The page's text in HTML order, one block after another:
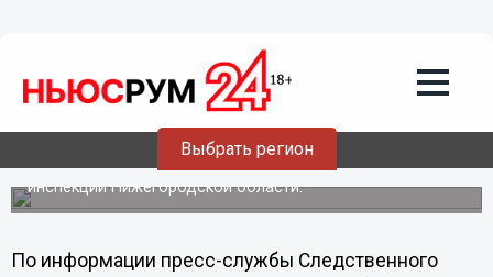
Выбрать регион
4 лет колонии строгого режима и
штраф в размере 26 миллионов рублей
Собранные следственным отделом по Дзержинску
доказательства признаны судом достаточными для
вынесения приговора 29-летнему бывшему начальнику
Дзержинского отдела государственной жилищной
инспекции Нижегородской области.
По информации пресс-службы Следственного